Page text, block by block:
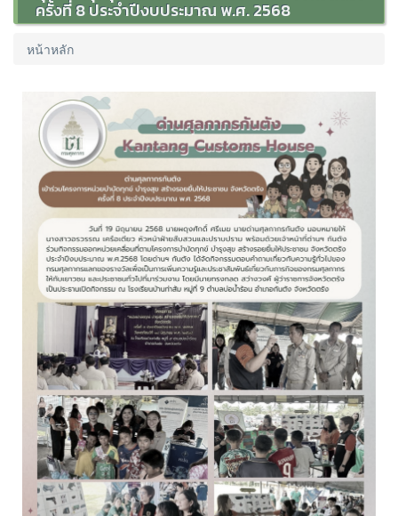
ครั้งที่ 8 ประจำปีงบประมาณ พ.ศ. 2568
หน้าหลัก